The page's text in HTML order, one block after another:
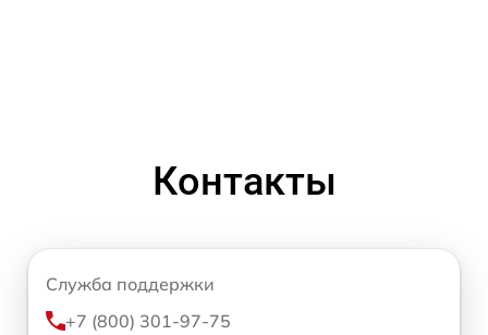
Контакты
Служба поддержки
+7 (800) 301-97-75